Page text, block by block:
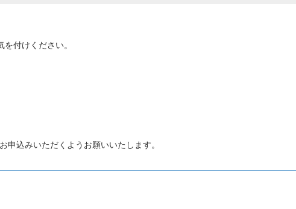
付けください。
込みいただくようお願いいたします。